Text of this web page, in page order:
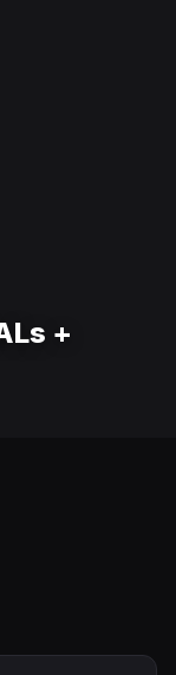
+